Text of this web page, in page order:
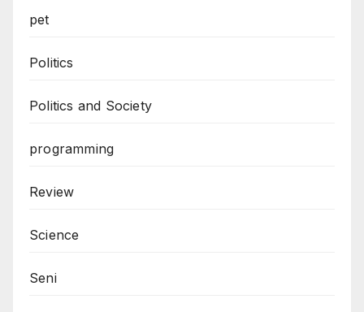
pet
Politics
Politics and Society
programming
Review
Science
Seni